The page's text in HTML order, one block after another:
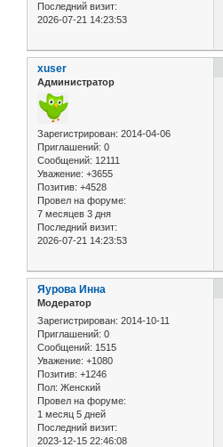
Последний визит:
2026-07-21 14:23:53
xuser
Администратор
Зарегистрирован: 2014-04-06
Приглашений: 0
Сообщений: 12111
Уважение: +3655
Позитив: +4528
Провел на форуме:
7 месяцев 3 дня
Последний визит:
2026-07-21 14:23:53
Яурова Инна
Модератор
Зарегистрирован: 2014-10-11
Приглашений: 0
Сообщений: 1515
Уважение: +1080
Позитив: +1246
Пол: Женский
Провел на форуме:
1 месяц 5 дней
Последний визит:
2023-12-15 22:46:08